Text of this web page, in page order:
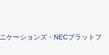
ケーションズ・NECプラットフ